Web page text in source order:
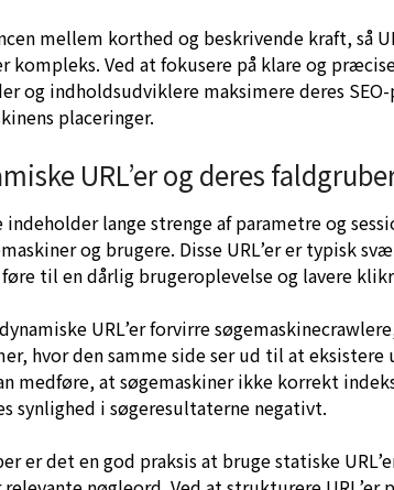
mellem korthed og beskrivende kraft, så
kompleks. Ved at fokusere på klare og
og indholdsudviklere maksimere deres
placeringer.
URL’er og deres
indeholder lange strenge af parametre og
og brugere. Disse URL’er er typisk
til en dårlig brugeroplevelse og lavere
URL’er forvirre
hvor den samme side ser ud til at eksistere
medføre, at søgemaskiner ikke korrekt
synlighed i søgeresultaterne negativt.
er det en god praksis at bruge statiske